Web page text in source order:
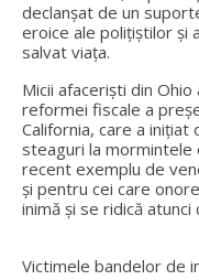
declanşat de un
eroice ale poliţiştilor şi
salvat viața.
Micii afacerişti din
reformei fiscale a
California, care a
steaguri la mormintele
recent exemplu de
și pentru cei care
inimă și se ridică atunci
Victimele bandelor de